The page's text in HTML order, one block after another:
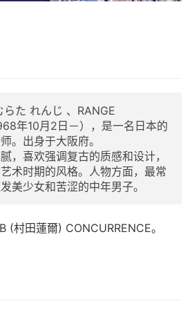
た れんじ 、RANGE
年10月2日－），是一名日本的
。出身于大阪府。
，喜欢强调复古的质感和设计，
术时期的风格。人物方面，最常
美少女和苦涩的中年男子。
(村田蓮爾) CONCURRENCE。